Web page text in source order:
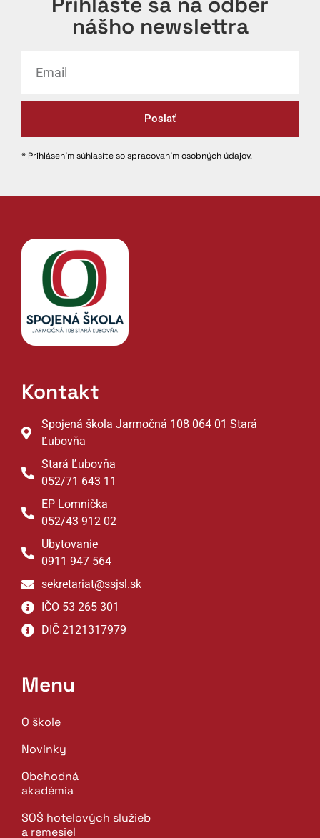
nášho newslettra
Poslať
* Prihlásením súhlasíte so spracovaním osobných údajov.
Kontakt
Spojená škola Jarmočná 108 064 01 Stará
Ľubovňa
Stará Ľubovňa
052/71 643 11
EP Lomnička
052/43 912 02
Ubytovanie
0911 947 564
sekretariat@ssjsl.sk
IČO 53 265 301
DIČ 2121317979
Menu
O škole
Novinky
Obchodná
akadémia
SOŠ hotelových služieb
a remesiel